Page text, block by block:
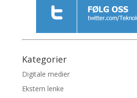
Kategorier
Digitale medier
Ekstern lenke